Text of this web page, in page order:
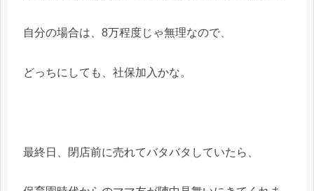
自分の場合は、8万程度じゃ無理なので、
どっちにしても、社保加入かな。
最終日、閉店前に売れてバタバタしていたら、